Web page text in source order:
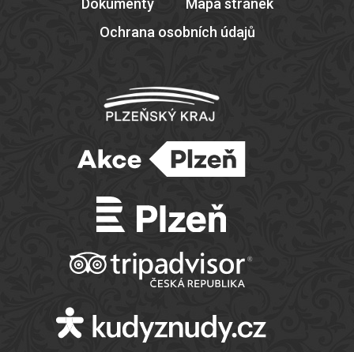
Dokumenty
Mapa stránek
Ochrana osobních údajů